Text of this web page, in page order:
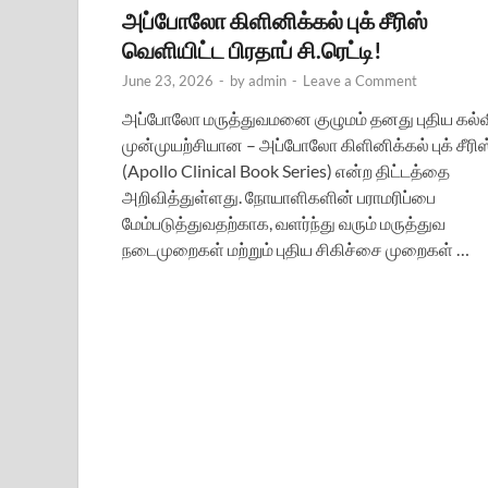
அப்போலோ கிளினிக்கல் புக் சீரிஸ்
வெளியிட்ட பிரதாப் சி.ரெட்டி!
June 23, 2026 - byadmin - Leave a Comment
அப்போலோ மருத்துவமனை குழுமம் தனது புதிய
முன்முயற்சியான – அப்போலோ கிளினிக்கல் புக்
(Apollo Clinical Book Series) என்ற திட்டத்தை
அறிவித்துள்ளது. நோயாளிகளின் பராமரிப்பை
மேம்படுத்துவதற்காக, வளர்ந்து வரும் மருத்துவ
நடைமுறைகள் மற்றும் புதிய சிகிச்சை முறைகள் …